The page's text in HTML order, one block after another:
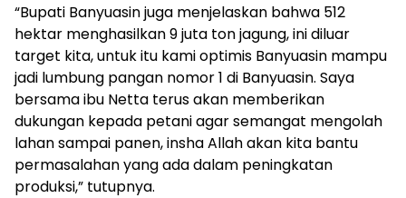
“Bupati Banyuasin juga menjelaskan bahwa 512
hektar menghasilkan 9 juta ton jagung, ini diluar
target kita, untuk itu kami optimis Banyuasin mampu
jadi lumbung pangan nomor 1 di Banyuasin. Saya
bersama ibu Netta terus akan memberikan
dukungan kepada petani agar semangat mengolah
lahan sampai panen, insha Allah akan kita bantu
permasalahan yang ada dalam peningkatan
produksi,” tutupnya.